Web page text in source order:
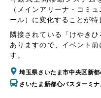
（メインアリーナ・コミ
ール）に変化することが特
隣接されている「けやき
ありますので、イベント
す。
埼玉県さいたま市中央区新
さいたま新都心バスターミ